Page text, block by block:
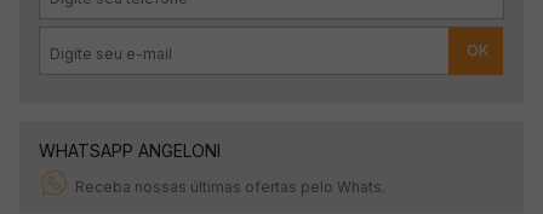
OK
WHATSAPP ANGELONI
Receba nossas últimas ofertas pelo Whats.